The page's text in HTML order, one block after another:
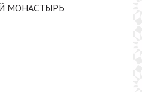
МОНАСТЫРЬ